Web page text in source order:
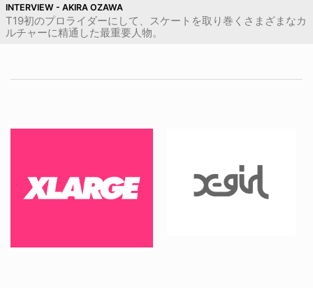
INTERVIEW - AKIRA OZAWA
T19初のプロライダーにして、スケートを取り巻くさまざまなカ
ルチャーに精通した最重要人物。